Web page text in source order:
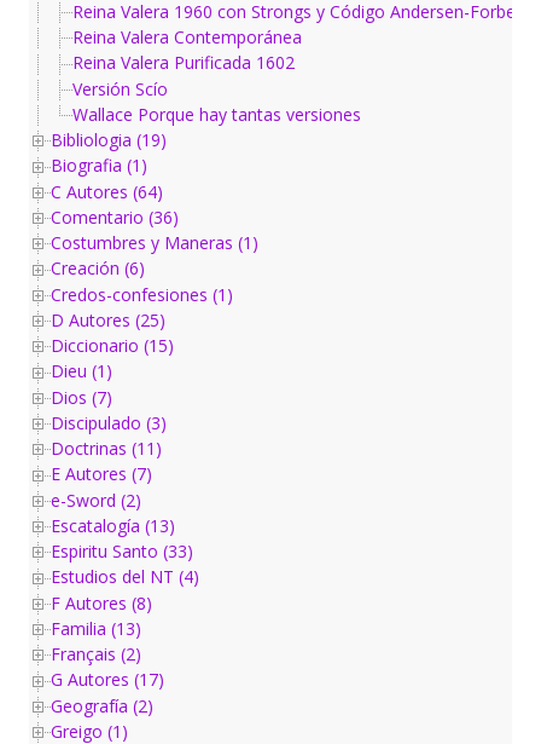
Reina Valera 1960 con Strongs y Código Andersen-Forbes
Reina Valera Contemporánea
Reina Valera Purificada 1602
Versión Scío
Wallace Porque hay tantas versiones
Bibliologia (19)
Biografia (1)
C Autores (64)
Comentario (36)
Costumbres y Maneras (1)
Creación (6)
Credos-confesiones (1)
D Autores (25)
Diccionario (15)
Dieu (1)
Dios (7)
Discipulado (3)
Doctrinas (11)
E Autores (7)
e-Sword (2)
Escatalogía (13)
Espiritu Santo (33)
Estudios del NT (4)
F Autores (8)
Familia (13)
Français (2)
G Autores (17)
Geografía (2)
Greigo (1)